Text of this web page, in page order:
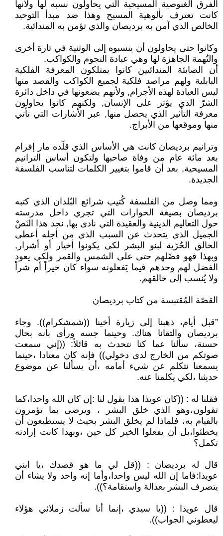
الفرق الغنوصية المسيحية التي يحاولون نسبه لها ولأنها
كانت تعترف بألوهية المسيح وهذا ضد مبدأ التوحيد
الخالص الذي آمن به برديصان والذي تؤمن به المندائية.
وكانوا حتى يحاولون أن ينسبوه إلى الوثنية في تارة أخرى
والتُهمة الجاهزة لها وهي عبادة النجوم والكواكب.
أن الصابئة المندائيين كانوا يمتلكون المعرفة الفلكية
البابلية ولهم مراصد فلكية لجميع الكواكب والقصد منها
ليس العبادة لهذه الأجرام, ولأنهم يضعونها في داخل دائرة
الشرّ الذي يؤثر على الإنسان, ولكنهم كانوا يحاولون
معرفة التأثير الذي يحصل منها, عبر الأشارات التي تأتي
منها وموقعها من الأبراج.
وترانيم برديصان كانت هي الأساس الذي قلّده مار إفرام
بعد مائة عام من وفاة صاحبها ولتكون أساس الترانيم
المسيحية, بعد أن قاموا بتغيير الكلمات لتناسب الفلسفة
الجديدة.
ومما وصل من الفلسفة كُتيب شرائع البُلدان الذي كتبه
برديصان بصيغة الحوارات التي تجري داخل مدرسته
حول التعاليم الدينية والعقيدة التي نادى بها, نجد هذا النَصْ
الجميل الذي يتحدث عن السبب الذي من أجله أعطى
الخالق الحُرّية لبنو البشر لكي يكونوا أخيار أو أشرار,
وبهذا فهو فضّلهم حتى على الشمس والقمر ولكي يعود
الفضل لهم وحدهم فيما يَفعلونه سواء كان خيراً أم شراً
ولا يُنسب إلى خالقهم.
القصّة المُقتبسة من كتاب برديصان
”قبل أيام، ذهبنا إلى زيارة أخينا ((شمشكرام)). وجاء
برديصان والتقانا هناك. وحينما جسه ورأى بانه بحال
حسنة، سألنا عما كنا نتحدث به قائلاً: ((إني سمعت
صوتكم من الخارج لدى دخولي)) فإنه كان معتادا ،حينما
يسمعنا نتكلم عن شيء أمامه ،أن يسألنا عن موضوع
حديثنا ،لكي يكلمنا عنه.
فقلنا له : ((كان عويذا هذا يقول لنا :إن كان الله واحدا،كما
تقولون،وهو الذي خلق البشر ، ويرضى بما تؤمرون
بالقيام به، فلماذا لم يخلق البشر بحيث لا يستطيعون أن
يخطئوا،بل أن يفعلوا الخير كل حين ،وبهذا كانت إرادته
تكمل؟
قال له برديصان : ((قل لي ما هو قصدك ،يا ابني
عويذا:فاما إن الله ليس واحدا،وأما إنه واحد ولا يشاء أن
يتصرف البشر بعدالة واستقامة؟)).
قال عويذا : ((يا سيدي ،إنما أنا سألت زملائي هؤلاء
ليعطوني الجواب)).